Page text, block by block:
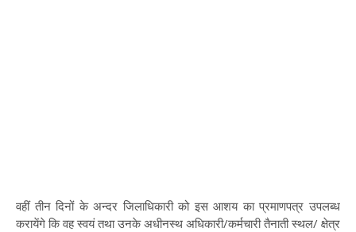
वहीं तीन दिनों के अन्दर जिलाधिकारी को इस आशय का प्रमाणपत्र उपलब्ध
करायेंगे कि वह स्वयं तथा उनके अधीनस्थ अधिकारी/कर्मचारी तैनाती स्थल/ क्षेत्र